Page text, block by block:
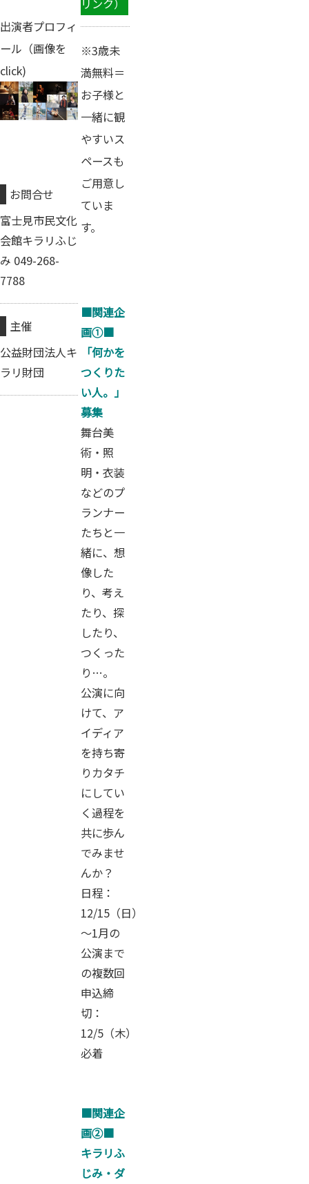
出演者プロフィ
ール（画像を
click)
お問合せ
富士見市民文化
会館キラリふじ
み 049-268-
7788
主催
公益財団法人キ
ラリ財団
リンク）
※3歳未
満無料＝
お子様と
一緒に観
やすいス
ペースも
ご用意し
ていま
す。
■関連企
画①■
「何かを
つくりた
い人。」
募集
舞台美
術・照
明・衣装
などのプ
ランナー
たちと一
緒に、想
像した
り、考え
たり、探
したり、
つくった
り…。
公演に向
けて、ア
イディア
を持ち寄
りカタチ
にしてい
く過程を
共に歩ん
でみませ
んか？
日程：
12/15（日）
～1月の
公演まで
の複数回
申込締
切：
12/5（木）
必着
■関連企
画②■
キラリふ
じみ・ダ